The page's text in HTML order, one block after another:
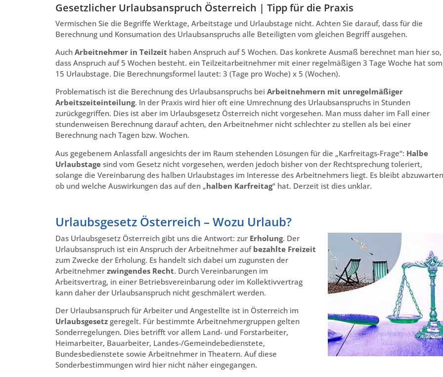
Gesetzlicher Urlaubsanspruch Österreich | Tipp für die Praxis
Vermischen Sie die Begriffe Werktage, Arbeitstage und Urlaubstage nicht. Achten Sie darauf, dass für die
Berechnung und Konsumation des Urlaubsanspruchs alle Beteiligten vom gleichen Begriff ausgehen.
Auch Arbeitnehmer in Teilzeit haben Anspruch auf 5 Wochen. Das konkrete Ausmaß berechnet man hier so,
dass Anspruch auf 5 Wochen besteht. ein Teilzeitarbeitnehmer mit einer regelmäßigen 3 Tage Woche hat
15 Urlaubstage. Die Berechnungsformel lautet: 3 (Tage pro Woche) x 5 (Wochen).
Problematisch ist die Berechnung des Urlaubsanspruchs bei Arbeitnehmern mit unregelmäßiger
Arbeitszeiteinteilung. In der Praxis wird hier oft eine Umrechnung des Urlaubsanspruchs in Stunden
zurückgegriffen. Dies ist aber im Urlaubsgesetz Österreich nicht vorgesehen. Man muss daher im Fall einer
stundenweisen Berechnung darauf achten, den Arbeitnehmer nicht schlechter zu stellen als bei einer
Berechnung nach Tagen bzw. Wochen.
Aus gegebenem Anlassfall angesichts der im Raum stehenden Lösungen für die „Karfreitags-Frage“: Halbe
Urlaubstage sind vom Gesetz nicht vorgesehen, werden jedoch bisher von der Rechtsprechung toleriert,
solange die Vereinbarung des halben Urlaubstages im Interesse des Arbeitnehmers liegt. Es bleibt
ob und welche Auswirkungen das auf den „halben Karfreitag“ hat. Derzeit ist dies unklar.
Urlaubsgesetz Österreich – Wozu Urlaub?
Das Urlaubsgesetz Österreich gibt uns die Antwort: zur Erholung. Der
Urlaubsanspruch ist ein Anspruch der Arbeitnehmer auf bezahlte Freizeit
zum Zwecke der Erholung. Es handelt sich dabei um zugunsten der
Arbeitnehmer zwingendes Recht. Durch Vereinbarungen im
Arbeitsvertrag, in einer Betriebsvereinbarung oder im Kollektivvertrag
kann daher der Urlaubsanspruch nicht geschmälert werden.
Der Urlaubsanspruch für Arbeiter und Angestellte ist in Österreich im
Urlaubsgesetz geregelt. Für bestimmte Arbeitnehmergruppen gelten
Sonderregelungen. Dies betrifft vor allem Land- und Forstarbeiter,
Heimarbeiter, Bauarbeiter, Landes-/Gemeindebedienstete,
Bundesbedienstete sowie Arbeitnehmer in Theatern. Auf diese
Sonderbestimmungen wird hier nicht näher eingegangen.